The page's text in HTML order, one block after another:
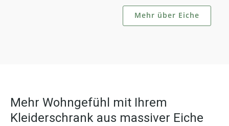
Mehr über Eiche
Mehr Wohngefühl mit Ihrem
Kleiderschrank aus massiver Eiche